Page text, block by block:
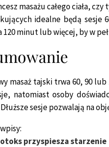
masażu całego ciała,
idealne będą sesje
120 minut lub więcej, by w
masaż tajski trwa 60, 90
natomiast osoby
sesje pozwalają na
przyspiesza starzenie